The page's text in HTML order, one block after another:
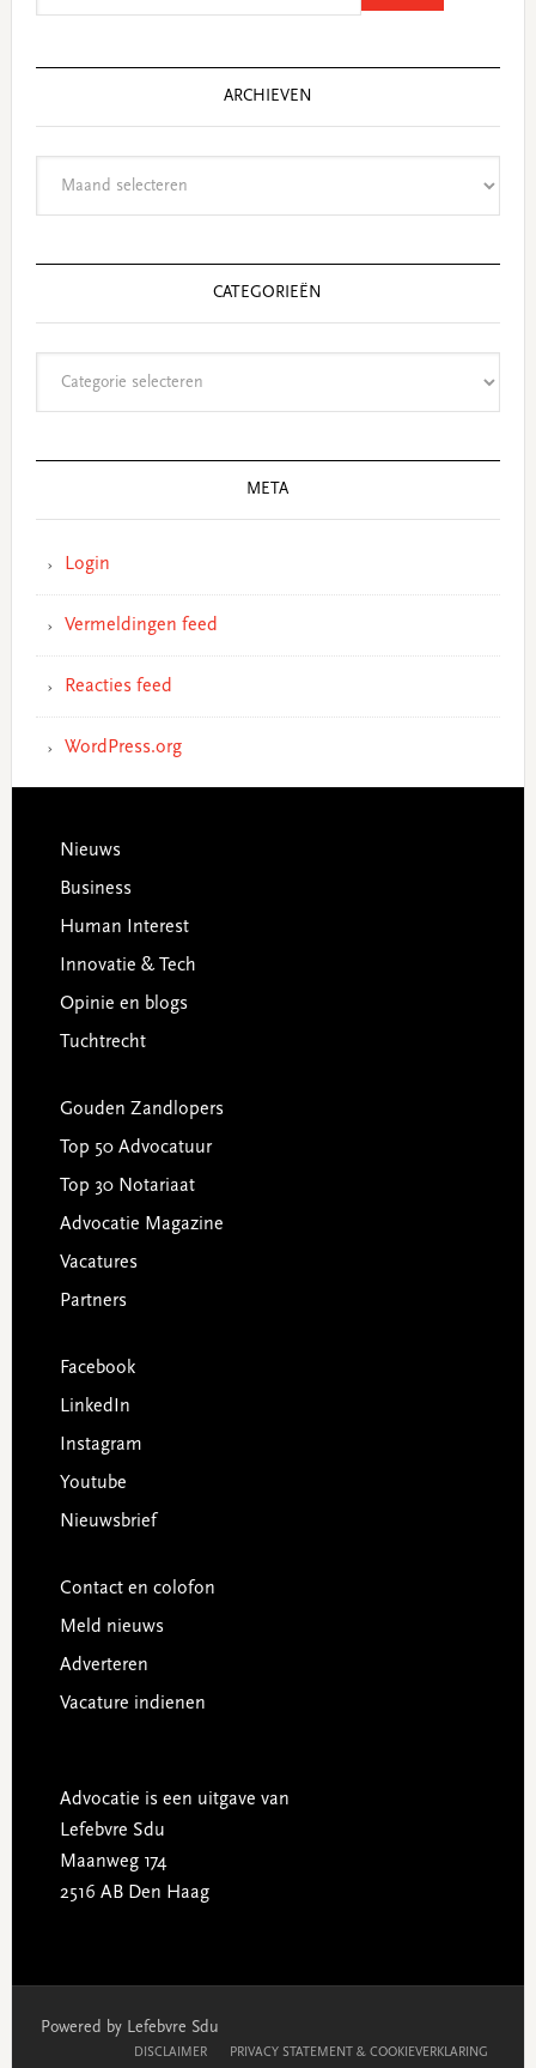
ARCHIEVEN
CATEGORIEËN
META
Login
Vermeldingen feed
Reacties feed
WordPress.org
Footer
Nieuws
Business
Human Interest
Innovatie & Tech
Opinie en blogs
Tuchtrecht
Gouden Zandlopers
Top 50 Advocatuur
Top 30 Notariaat
Advocatie Magazine
Vacatures
Partners
Facebook
LinkedIn
Instagram
Youtube
Nieuwsbrief
Contact en colofon
Meld nieuws
Adverteren
Vacature indienen
Advocatie is een uitgave van
Lefebvre Sdu
Maanweg 174
2516 AB Den Haag
Powered by Lefebvre Sdu
DISCLAIMER PRIVACY STATEMENT & COOKIEVERKLARING